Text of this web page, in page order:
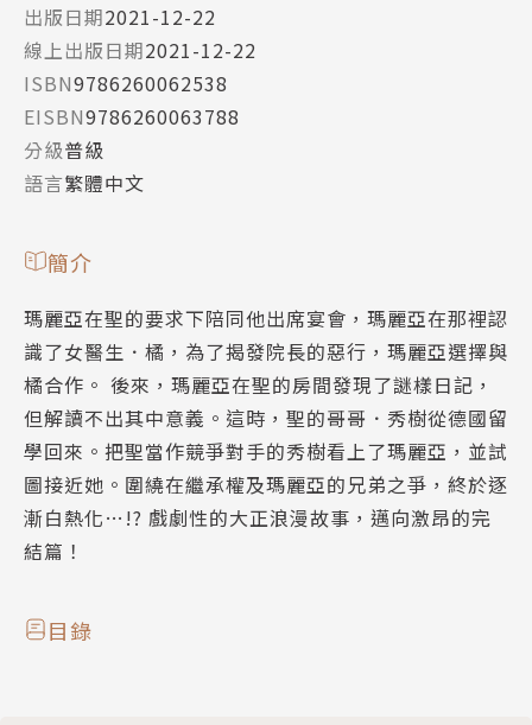
出版日期2021-12-22
線上出版日期2021-12-22
ISBN9786260062538
EISBN9786260063788
分級普級
語言繁體中文
簡介
瑪麗亞在聖的要求下陪同他出席宴會，瑪麗亞在那裡認
識了女醫生．橘，為了揭發院長的惡行，瑪麗亞選擇與
橘合作。 後來，瑪麗亞在聖的房間發現了謎樣日記，
但解讀不出其中意義。這時，聖的哥哥．秀樹從德國留
學回來。把聖當作競爭對手的秀樹看上了瑪麗亞，並試
圖接近她。圍繞在繼承權及瑪麗亞的兄弟之爭，終於逐
漸白熱化…!? 戲劇性的大正浪漫故事，邁向激昂的完
結篇！
目錄